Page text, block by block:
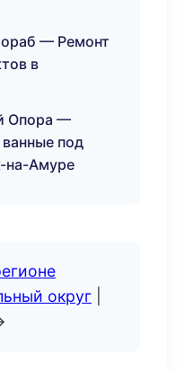
— Ремонт
в
Опора —
под
на-Амуре
округ